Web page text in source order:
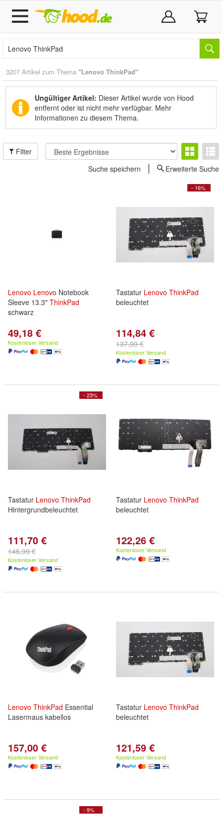
3207 Artikel zum Thema "Lenovo ThinkPad"
Ungültiger Artikel: Dieser Artikel wurde von Hood
entfernt oder ist nicht mehr verfügbar. Mehr
Informationen zu diesem Thema.
Filter
Suche speichern
Erweiterte Suche
Lenovo Lenovo Notebook
Sleeve 13.3" ThinkPad
schwarz
49,18 €
Kostenloser Versand
- 16%
Tastatur Lenovo ThinkPad
beleuchtet
114,84 €
137,99 €
Kostenloser Versand
- 23%
Tastatur Lenovo ThinkPad
Hintergrundbeleuchtet
111,70 €
146,99 €
Kostenloser Versand
Tastatur Lenovo ThinkPad
beleuchtet
122,26 €
Kostenloser Versand
Lenovo ThinkPad Essential
Lasermaus kabellos
157,00 €
Kostenloser Versand
Tastatur Lenovo ThinkPad
beleuchtet
121,59 €
Kostenloser Versand
- 9%